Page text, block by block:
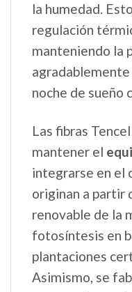
la humedad.
regulación
manteniendo la
agradablemente
noche de sueño
Las fibras
mantener el
integrarse en el
originan a partir
renovable de la
fotosíntesis en
plantaciones
Asimismo, se